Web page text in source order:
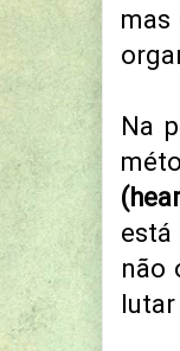
mas
Na
não